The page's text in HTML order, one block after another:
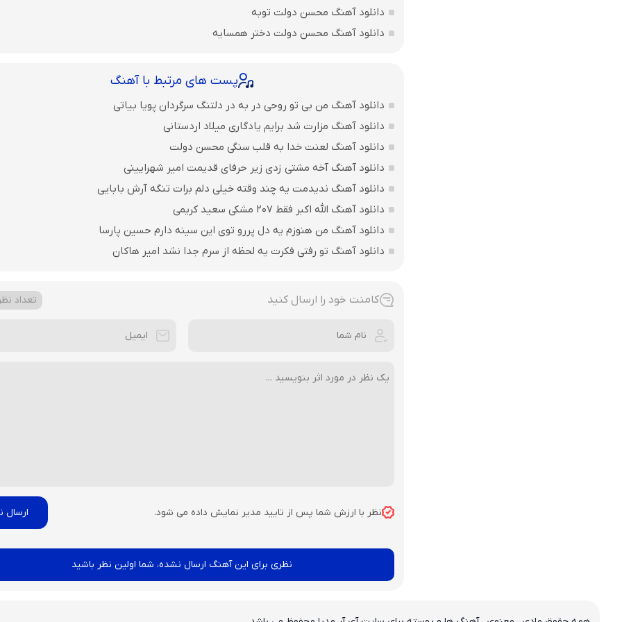
دانلود آهنگ محسن دولت توبه
دانلود آهنگ محسن دولت دختر همسایه
پست های مرتبط با آهنگ
دانلود آهنگ من بی تو روحی در به در دلتنگ سرگردان پویا بیاتی
دانلود آهنگ مزارت شد برایم یادگاری میلاد اردستانی
دانلود آهنگ لعنت خدا به قلب سنگی محسن دولت
دانلود آهنگ آخه مشتی زدی زیر حرفای قدیمت امیر شهرایینی
دانلود آهنگ ندیدمت یه چند وقته خیلی دلم برات تنگه آرش بابایی
دانلود آهنگ الله اکبر فقط 207 مشکی سعید کریمی
دانلود آهنگ من هنوزم یه دل پررو توی این سینه دارم حسین پارسا
دانلود آهنگ تو رفتی فکرت یه لحظه از سرم جدا نشد امیر هاکان
کامنت خود را ارسال کنید تعداد
نظر با ارزش شما پس از تایید مدیر نمایش داده می شود.
نظری برای این آهنگ ارسال نشده، شما اولین نظر باشید